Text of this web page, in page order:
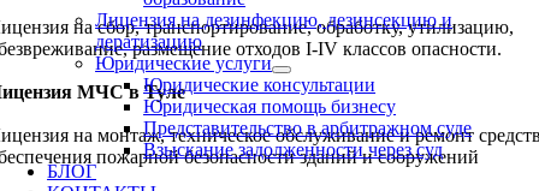
Лицензия на дезинфекцию, дезинсекцию и
дератизацию
Юридические услуги
Юридические консультации
Юридическая помощь бизнесу
Представительство в арбитражном суде
Взыскание задолженности через суд
БЛОГ
на сбор, транспортирование, обработку, утилизацию,
размещение отходов I-IV классов опасности.
МЧС в Туле
на монтаж, техническое обслуживание и ремонт
пожарной безопасности зданий и сооружений